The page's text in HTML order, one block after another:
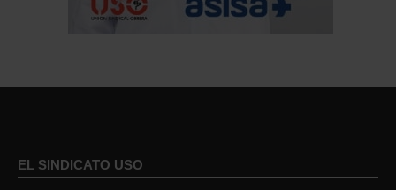
EL SINDICATO USO